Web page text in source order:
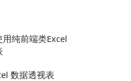
纯前端类Excel
数据透视表